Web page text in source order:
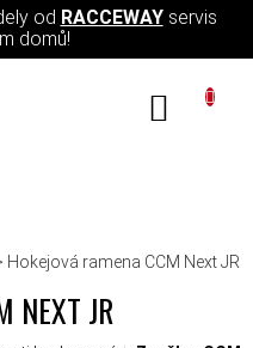
od RACCEWAYservis
domů!
Hokejová ramena CCM Next JR
NEXT JR